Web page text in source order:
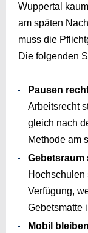
Wuppertal
am späten
muss die
Die folgenden
Pausen
Arbeitsrecht
gleich nach
Methode am
Gebetsraum
Verfügung,
Gebetsmatte
Mobil